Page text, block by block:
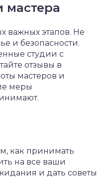
мастера
важных этапов. Не
и безопасности.
студии с
отзывы в
мастеров и
меры
как принимать
на все ваши
и дать советы